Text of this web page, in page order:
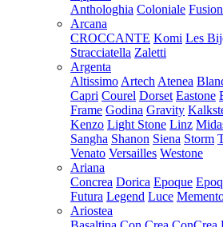
Anthologhia Coloniale Fusion
Arcana
CROCCANTE Komi Les
Stracciatella Zaletti
Argenta
Altissimo Artech Atenea
Capri Courel Dorset Eastone
Frame Godina Gravity
Kenzo Light Stone Linz
Sangha Shanon Siena Storm
Venato Versailles Westone
Ariana
Concrea Dorica Epoque
Futura Legend Luce
Ariostea